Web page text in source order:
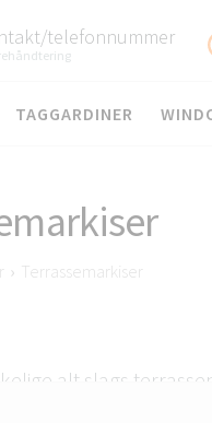
telefonnummer
TAGGARDINER
› Terrassemarkiser
alt slags